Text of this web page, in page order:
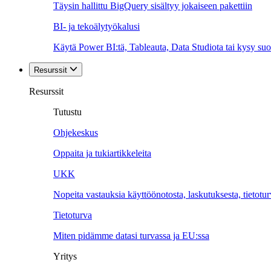
Täysin hallittu BigQuery sisältyy jokaiseen pakettiin
BI- ja tekoälytyökalusi
Käytä Power BI:tä, Tableauta, Data Studiota tai kysy
Resurssit
Resurssit
Tutustu
Ohjekeskus
Oppaita ja tukiartikkeleita
UKK
Nopeita vastauksia käyttöönotosta, laskutuksesta,
Tietoturva
Miten pidämme datasi turvassa ja EU:ssa
Yritys